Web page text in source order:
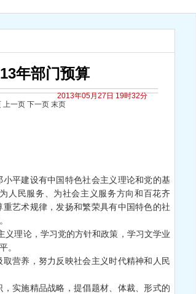
年部门预算
2013年05月27日 19时32分
上一页 下一页 末页
平建设有中国特色社会主义理论和党的基
人民服务、为社会主义服务方向和百花齐
艺术规律，发扬和繁荣具有中国特色的社
理论，学习党的方针和政策，学习文学业
。
营养，努力反映社会主义时代精神和人民
实施精品战略，提倡题材、体裁、形式的